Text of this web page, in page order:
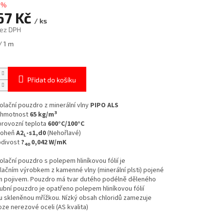
Kč / ks
DPH
1 m
Přidat do košíku
pouzdro z minerální vlny PIPO ALS
65 kg/m3
teplota 600°C/100°C
A2L-s1,d0(Nehořlavé)
?40 0,042 W/mK
pouzdro s polepem hliníkovou fólií je
výrobkem z kamenné vlny (minerální plsti) pojené
pojivem. Pouzdro má tvar dutého podélně děleného
pouzdro je opatřeno polepem hliníkovou fólií
skleněnou mřížkou. Nízký obsah chloridů zamezuje
nerezové oceli (AS kvalita)